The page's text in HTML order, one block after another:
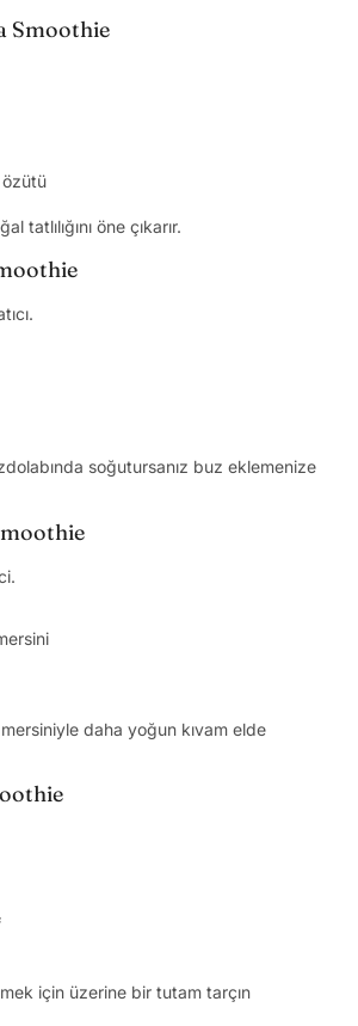
Smoothie
özütü
tatlılığını öne çıkarır.
soğutursanız buz eklemenize
daha yoğun kıvam elde
için üzerine bir tutam tarçın